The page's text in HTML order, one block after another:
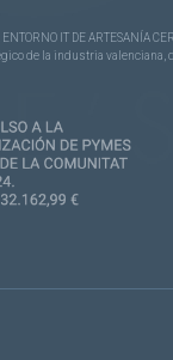
ENTORNO IT DE
de la industria